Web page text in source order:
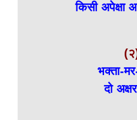
किसी अपेक्षा
भक्ता-
दो